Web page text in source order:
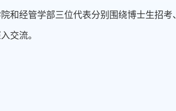
和经管学部三位代表分别围绕博士生招
交流。